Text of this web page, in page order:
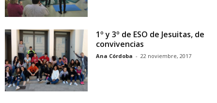
1º y 3º de ESO de Jesuitas, de
convivencias
Ana Córdoba - 22 noviembre, 2017